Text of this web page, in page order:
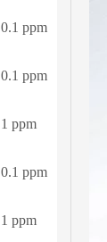
0.1 ppm
0.1 ppm
1 ppm
0.1 ppm
1 ppm